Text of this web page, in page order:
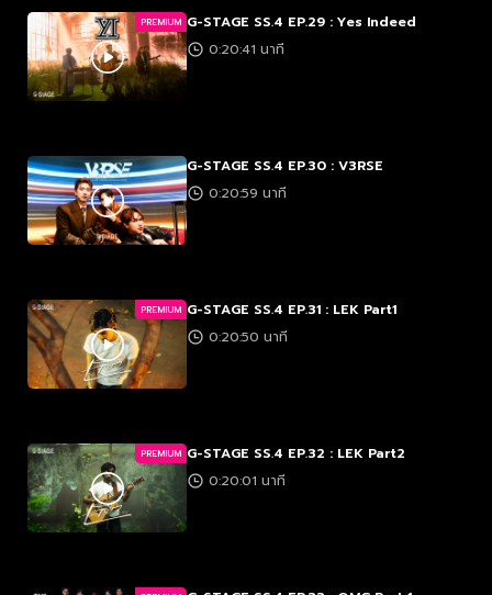
PREMIUM G-STAGE SS.4 EP.29 : Yes Indeed
0:20:41 นาที
G-STAGE SS.4 EP.30 : V3RSE
0:20:59 นาที
PREMIUM G-STAGE SS.4 EP.31 : LEK Part1
0:20:50 นาที
PREMIUM G-STAGE SS.4 EP.32 : LEK Part2
0:20:01 นาที